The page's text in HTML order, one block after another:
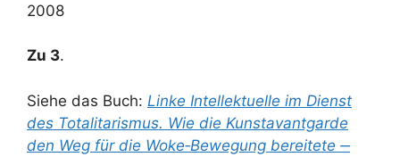
2008
Zu 3.
Siehe das Buch: Linke Intellektuelle im Dienst
des Totalitarismus. Wie die Kunstavantgarde
den Weg für die Woke‐Bewegung bereitete ‒